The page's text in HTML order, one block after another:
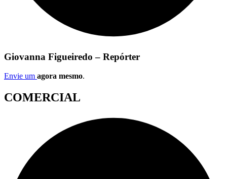
Giovanna Figueiredo – Repórter
Envie um agora mesmo.
COMERCIAL